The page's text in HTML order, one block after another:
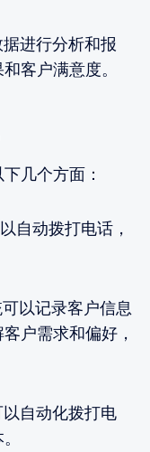
进行分析和报
客户满意度。
几个方面：
自动拨打电话，
以记录客户信息
户需求和偏好，
自动化拨打电